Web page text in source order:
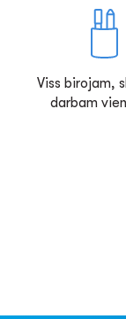
Viss birojam,
darbam